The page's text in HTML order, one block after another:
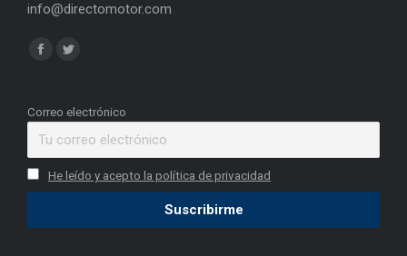
info@directomotor.com
Find us on:
Facebook
opens
window
Twitter
opens
window
Correo electrónico
He leído y acepto la política de privacidad